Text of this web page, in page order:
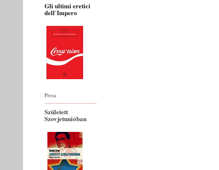
Gli ultimi eretici
dell`Impero
Presa
Született
Szovjetunióban